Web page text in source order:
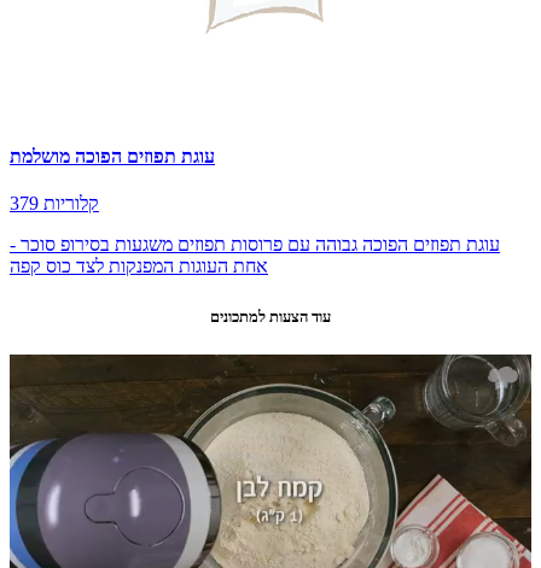
עוגת תפוזים הפוכה מושלמת
379 קלוריות
עוגת תפוזים הפוכה גבוהה עם פרוסות תפוזים משגעות בסירופ סוכר -
אחת העוגות המפנקות לצד כוס קפה
עוד הצעות למתכונים